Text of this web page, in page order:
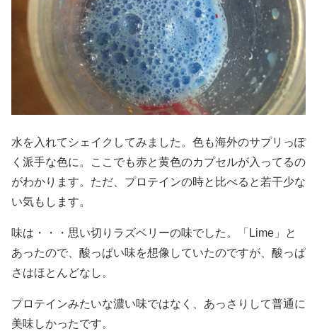
水を入れてシェイクしてみました。色も海外のサプリっぽ
く派手な色に。ここでも赤と黄色のカプセルが入ってるの
がわかります。ただ、プロテインの時と比べると若干少な
い気もします。
味は・・・思い切りラズベリーの味でした。「Lime」と
あったので、酸っぱい味を想像していたのですが、酸っぱ
さはほとんどなし。
プロテインみたいな濃い味ではなく、あっさりして普通に
美味しかったです。